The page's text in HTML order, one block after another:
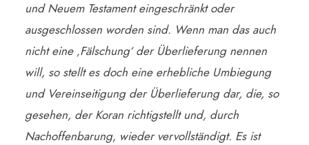
und Neuem Testament eingeschränkt oder
ausgeschlossen worden sind. Wenn man das auch
nicht eine ‚Fälschung‘ der Überlieferung nennen
will, so stellt es doch eine erhebliche Umbiegung
und Vereinseitigung der Überlieferung dar, die, so
gesehen, der Koran richtigstellt und, durch
Nachoffenbarung, wieder vervollständigt. Es ist